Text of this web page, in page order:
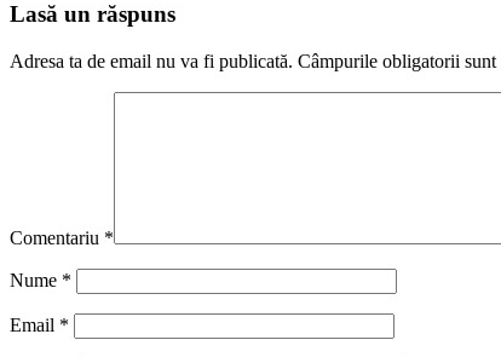
Lasă un răspuns
Adresa ta de email nu va fi publicată. Câmpurile obligatorii sunt
Comentariu *
Nume *
Email *